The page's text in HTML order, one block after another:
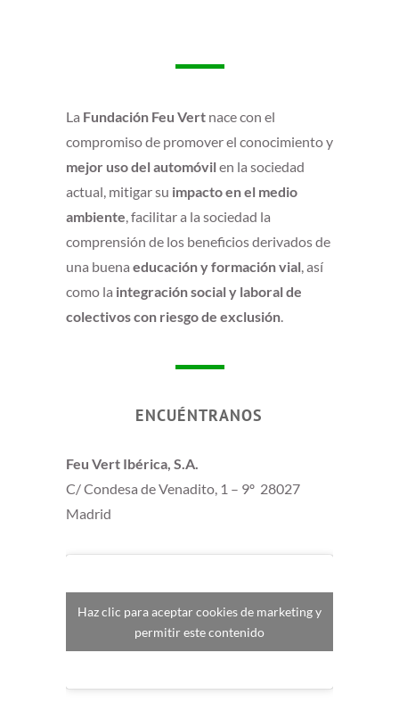
La Fundación Feu Vert nace con el
compromiso de promover el conocimiento y
mejor uso del automóvilen la sociedad
actual, mitigar su impacto en el medio
ambiente, facilitar a la sociedad la
comprensión de los beneficios derivados de
una buena educación y formación vial, así
como la integración social y laboral de
colectivos con riesgo de exclusión.
ENCUÉNTRANOS
Feu Vert Ibérica, S.A.
C/ Condesa de Venadito, 1 – 9º 28027
Madrid
Haz clic para aceptar cookies de marketing y
permitir este contenido